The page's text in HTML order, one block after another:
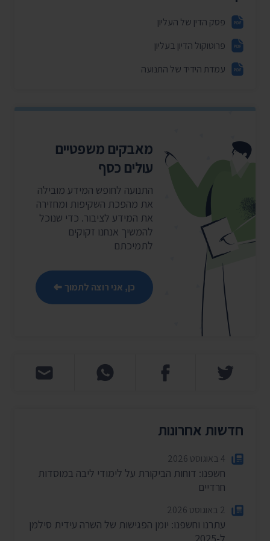
פסק הדין של העליון
פרוטוקול הדיון בעליון
עמדת הידיד של התנועה
מאבקים משפטיים
עולים כסף
התנועה לחופש המידע מובילה
את מהפכת השקיפות ומחזירה
את המידע לציבור. כדי שנוכל
להמשיך אנחנו זקוקים
לתמיכתם
כן, אני רוצה לתמוך
חדשות אחרונות
4 באוגוסט 2026
חשפנו: דוחות הביקורת על לימודי ליבה במוסדות
חרדיים
2 באוגוסט 2026
עתרנו וחשפנו: יומן הפגישות של השרה עידית סילמן